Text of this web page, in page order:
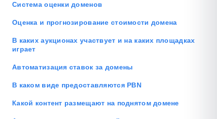
Система оценки доменов
Оценка и прогнозирование стоимости домена
В каких аукционах участвует и на каких площадках
играет
Автоматизация ставок за домены
В каком виде предоставляются PBN
Какой контент размещают на поднятом домене